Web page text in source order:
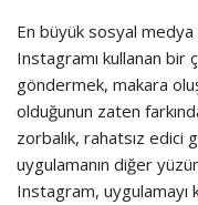
En büyük sosyal
Instagramı kullanan bir
göndermek, makara
olduğunun zaten
zorbalık, rahatsız edici
uygulamanın diğer
Instagram, uygulamayı